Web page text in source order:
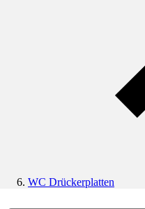
WC Drückerplatten